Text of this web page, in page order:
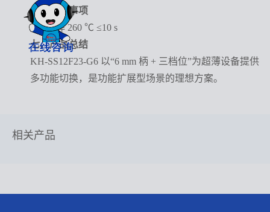
六、注意事项
• 回流焊 260 ℃ ≤10 s
七、产品总结
KH-SS12F23-G6 以“6 mm 柄 + 三档位”为超薄设备提供
多功能切换，是功能扩展型场景的理想方案。
相关产品